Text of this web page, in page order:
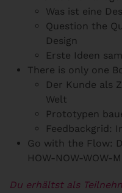
Was ist eine
Question the
Design
Erste Ideen
There is only one
Der Kunde als
Welt
Prototypen
Feedbackgrid:
Go with the Flow:
HOW-NOW-WOW-
Du erhältst als